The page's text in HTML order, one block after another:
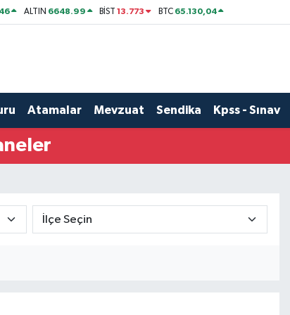
ALTIN 6648.99 BİST13.773 BTC 65.130,04
Atamalar Mevzuat Sendika Kpss - Sınav